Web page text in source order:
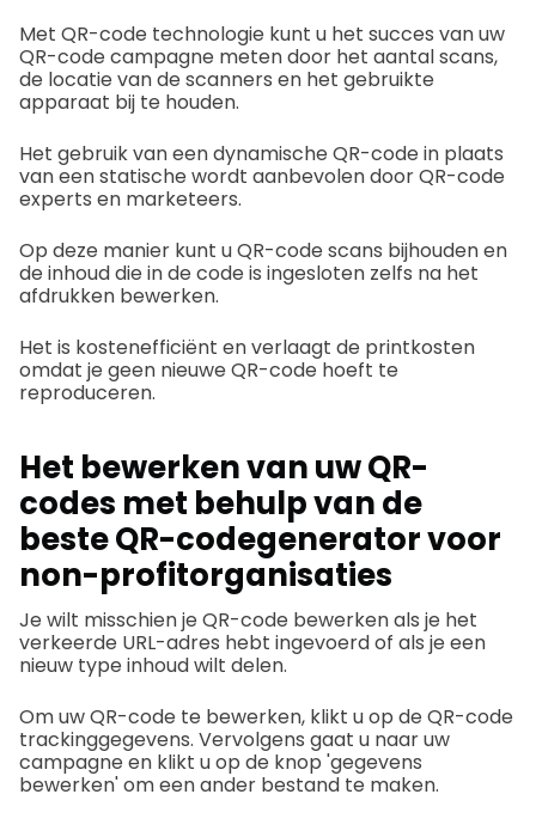
Met QR-code technologie kunt u het succes van uw
QR-code campagne meten door het aantal scans,
de locatie van de scanners en het gebruikte
apparaat bij te houden.
Het gebruik van een dynamische QR-code in plaats
van een statische wordt aanbevolen door QR-code
experts en marketeers.
Op deze manier kunt u QR-code scans bijhouden en
de inhoud die in de code is ingesloten zelfs na het
afdrukken bewerken.
Het is kostenefficiënt en verlaagt de printkosten
omdat je geen nieuwe QR-code hoeft te
reproduceren.
Het bewerken van uw QR-
codes met behulp van de
beste QR-codegenerator voor
non-profitorganisaties
Je wilt misschien je QR-code bewerken als je het
verkeerde URL-adres hebt ingevoerd of als je een
nieuw type inhoud wilt delen.
Om uw QR-code te bewerken, klikt u op de QR-code
trackinggegevens. Vervolgens gaat u naar uw
campagne en klikt u op de knop 'gegevens
bewerken' om een ander bestand te maken.